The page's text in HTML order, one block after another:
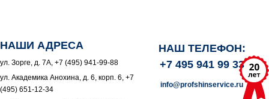
НАШИ АДРЕСА
ул. Зорге, д. 7А, +7 (495) 941-99-88
ул. Академика Анохина, д. 6, корп. 6, +7
(495) 651-12-34
НАШ ТЕЛЕФОН:
+7 495 941 99 33
info@profshinservice.ru